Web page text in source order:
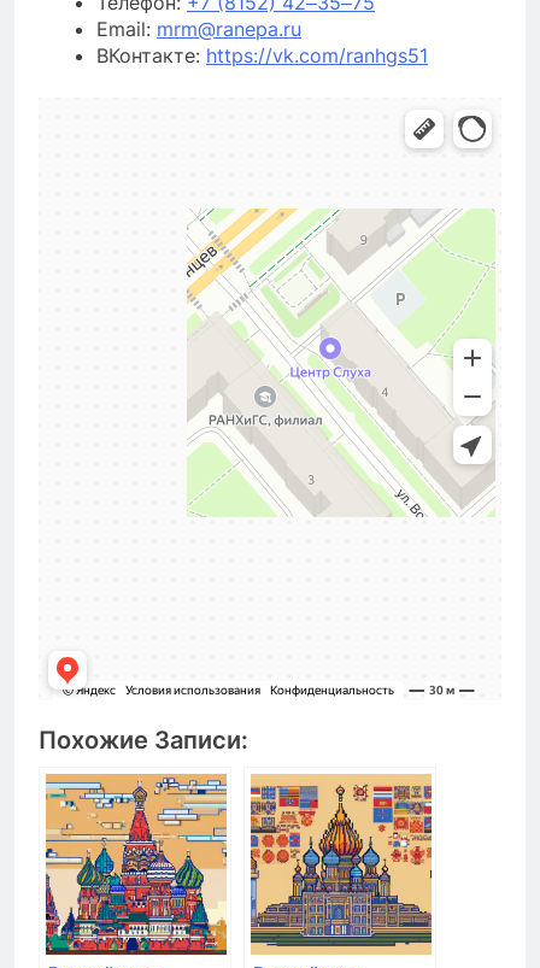
Email: mrm@ranepa.ru
ВКонтакте: https://vk.com/ranhgs51
Похожие Записи: